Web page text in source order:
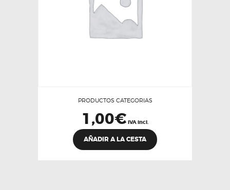
PRODUCTOS CATEGORIAS
1,00€ IVA incl.
AÑADIR A LA CESTA